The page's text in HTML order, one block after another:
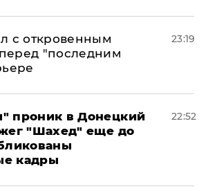
с откровенным
"последним
23:19
проник в Донецкий
"Шахед" еще до
кадры
22:52